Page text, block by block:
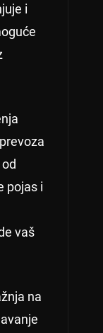
i
pojas i
vaš
na